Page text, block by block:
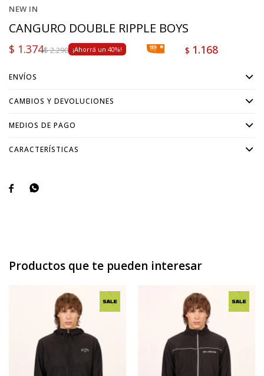
NEW IN
CANGURO DOUBLE RIPPLE BOYS
$ 1.374$2.290 40 $ 1.168
ENVÍOS
CAMBIOS Y DEVOLUCIONES
MEDIOS DE PAGO
CARACTERÍSTICAS
 
Productos que te pueden interesar